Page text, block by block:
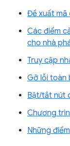
Đề xuất mã
Các điểm
cho nhà
Truy cập
Gỡ lỗi toàn
Bật/tắt nút
Chương
Những